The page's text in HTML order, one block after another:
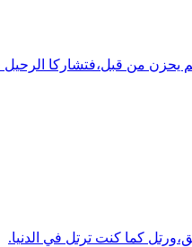
من قبل،فتشاركا الرحيل
كما كنت ترتل في الدنيا.